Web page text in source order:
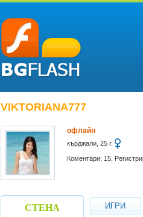
VIKTORIANA777
офлайн
кърджали, 25 г.
Коментари: 15,
СТЕНА ИГРИ